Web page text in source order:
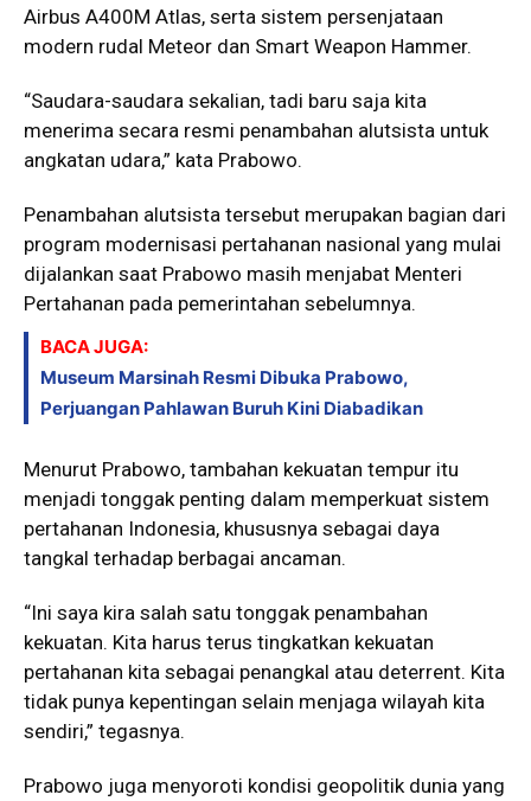
Airbus A400M Atlas, serta sistem persenjataan
modern rudal Meteor dan Smart Weapon Hammer.
“Saudara-saudara sekalian, tadi baru saja kita
menerima secara resmi penambahan alutsista untuk
angkatan udara,” kata Prabowo.
Penambahan alutsista tersebut merupakan bagian dari
program modernisasi pertahanan nasional yang mulai
dijalankan saat Prabowo masih menjabat Menteri
Pertahanan pada pemerintahan sebelumnya.
BACA JUGA:
Museum Marsinah Resmi Dibuka Prabowo,
Perjuangan Pahlawan Buruh Kini Diabadikan
Menurut Prabowo, tambahan kekuatan tempur itu
menjadi tonggak penting dalam memperkuat sistem
pertahanan Indonesia, khususnya sebagai daya
tangkal terhadap berbagai ancaman.
“Ini saya kira salah satu tonggak penambahan
kekuatan. Kita harus terus tingkatkan kekuatan
pertahanan kita sebagai penangkal atau deterrent. Kita
tidak punya kepentingan selain menjaga wilayah kita
sendiri,” tegasnya.
Prabowo juga menyoroti kondisi geopolitik dunia yang